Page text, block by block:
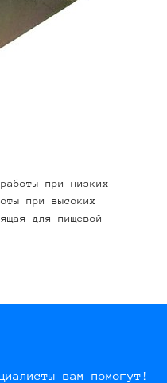
при низких
при высоких
для пищевой
вам помогут!